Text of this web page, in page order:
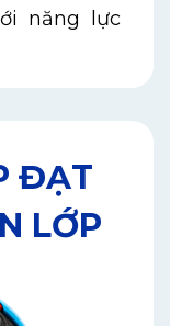
năng lực
ĐẠT
LỚP